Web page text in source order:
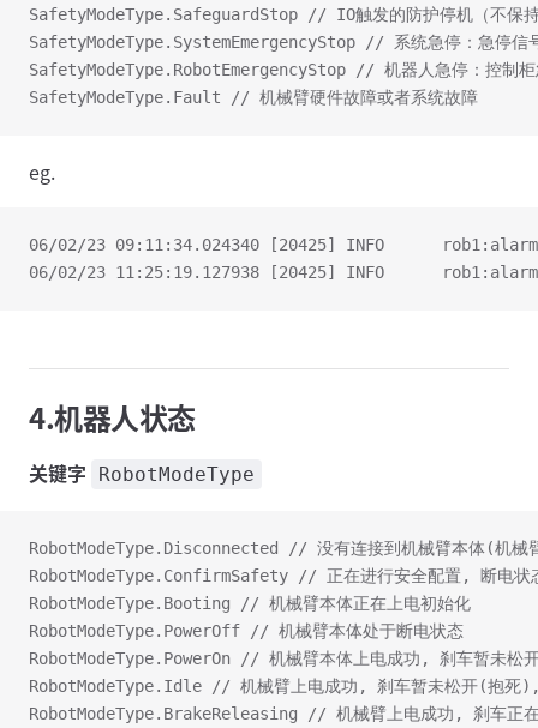
SafetyModeType.SafeguardStop // IO触发的防护停机（不保
SafetyModeType.SystemEmergencyStop // 系统急停：急停信
SafetyModeType.RobotEmergencyStop // 机器人急停：控制柜
SafetyModeType.Fault // 机械臂硬件故障或者系统故障
eg.
06/02/23 09:11:34.024340 [20425] INFO      rob1:alarm
06/02/23 11:25:19.127938 [20425] INFO      rob1:alarm
4.机器人状态
关键字 RobotModeType
RobotModeType.Disconnected // 没有连接到机械臂本体(机械
RobotModeType.ConfirmSafety // 正在进行安全配置, 断电状
RobotModeType.Booting // 机械臂本体正在上电初始化
RobotModeType.PowerOff // 机械臂本体处于断电状态
RobotModeType.PowerOn // 机械臂本体上电成功, 刹车暂未松
RobotModeType.Idle // 机械臂上电成功, 刹车暂未松开(抱死
RobotModeType.BrakeReleasing // 机械臂上电成功, 刹车正